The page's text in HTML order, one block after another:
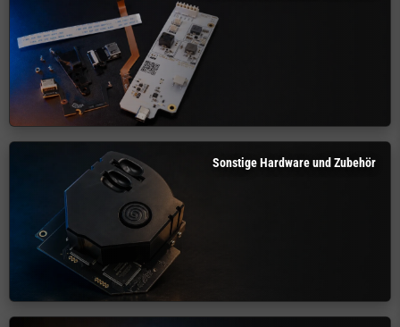
Sonstige Hardware und Zubehör